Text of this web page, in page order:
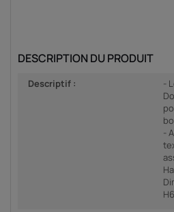
DESCRIPTION DU PRODUIT
Descriptif :
-
-